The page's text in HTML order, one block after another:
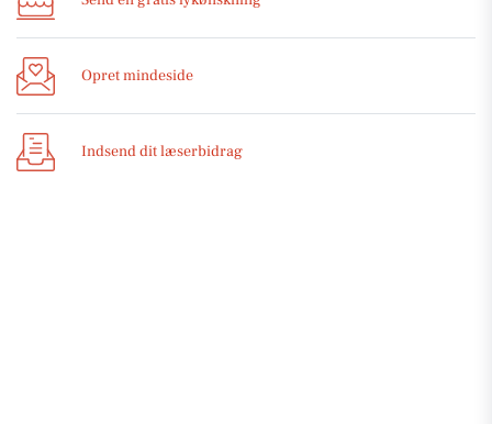
Opret mindeside
Indsend dit læserbidrag